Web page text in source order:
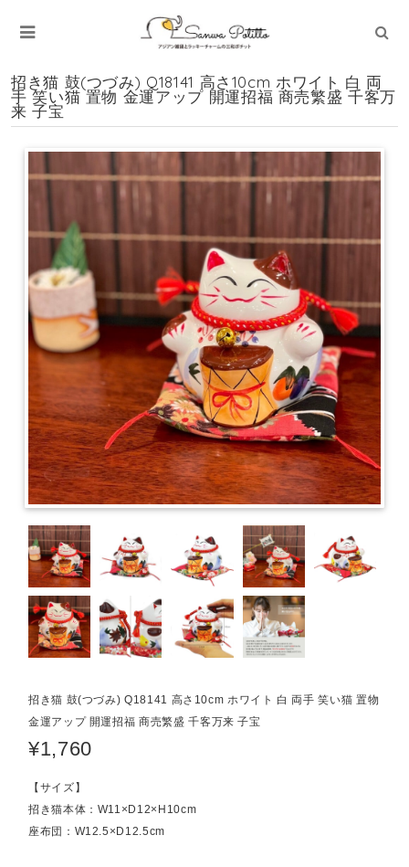
招き猫 鼓(つづみ) Q18141 高さ10cm ホワイト 白 両
手 笑い猫 置物 金運アップ 開運招福 商売繁盛 千客万
来 子宝
招き猫 鼓(つづみ) Q18141 高さ10cm ホワイト 白 両手 笑い猫 置物
金運アップ 開運招福 商売繁盛 千客万来 子宝
¥1,760
【サイズ】
招き猫本体：W11×D12×H10cm
座布団：W12.5×D12.5cm